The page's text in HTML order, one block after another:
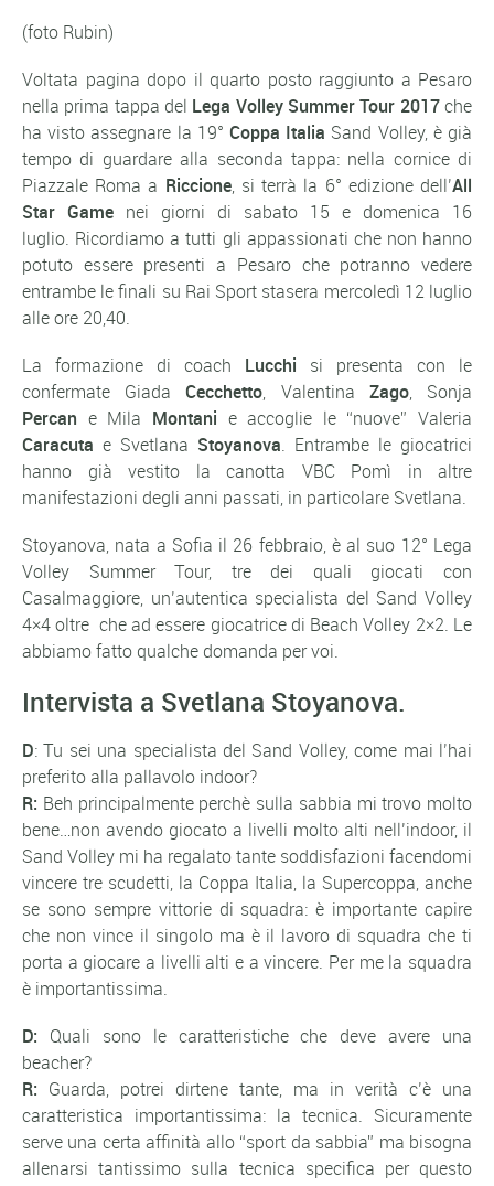
(foto Rubin)
Voltata pagina dopo il quarto posto raggiunto a Pesaro
nella prima tappa del Lega Volley Summer Tour 2017che
ha visto assegnare la 19° Coppa Italia Sand Volley, è già
tempo di guardare alla seconda tappa: nella cornice di
Piazzale Roma a Riccione, si terrà la 6° edizione dell’All
Star Game nei giorni di sabato 15 e domenica 16
luglio. Ricordiamo a tutti gli appassionati che non hanno
potuto essere presenti a Pesaro che potranno vedere
entrambe le finali su Rai Sport stasera mercoledì 12 luglio
alle ore 20,40.
La formazione di coach Lucchi si presenta con le
confermate GiadaCecchetto, Valentina Zago, Sonja
Percan e Mila Montani e accoglie le “nuove” Valeria
Caracuta e Svetlana Stoyanova. Entrambe le giocatrici
hanno già vestito la canotta VBC Pomì in altre
manifestazioni degli anni passati, in particolare Svetlana.
Stoyanova, nata a Sofia il 26 febbraio, è al suo 12° Lega
Volley Summer Tour, tre dei quali giocati con
Casalmaggiore, un’autentica specialista del Sand Volley
4×4 oltre che ad essere giocatrice di Beach Volley 2×2. Le
abbiamo fatto qualche domanda per voi.
Intervista a Svetlana Stoyanova.
D:Tu sei una specialista del Sand Volley, come mai l’hai
preferito alla pallavolo indoor?
R: Beh principalmente perchè sulla sabbia mi trovo molto
bene…non avendo giocato a livelli molto alti nell’indoor, il
Sand Volley mi ha regalato tante soddisfazioni facendomi
vincere tre scudetti, la Coppa Italia, la Supercoppa, anche
se sono sempre vittorie di squadra: è importante capire
che non vince il singolo ma è il lavoro di squadra che ti
porta a giocare a livelli alti e a vincere. Per me la squadra
è importantissima.
D: Quali sono le caratteristiche che deve avere una
beacher?
R: Guarda, potrei dirtene tante, ma in verità c’è una
caratteristica importantissima: la tecnica. Sicuramente
serve una certa affinità allo “sport da sabbia” ma bisogna
allenarsi tantissimo sulla tecnica specifica per questo